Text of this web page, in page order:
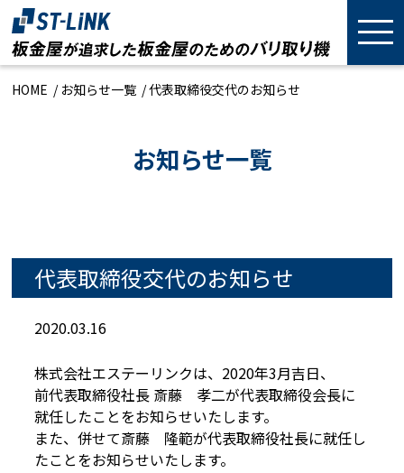
HOME お知らせ一覧 代表取締役交代のお知らせ
お知らせ一覧
代表取締役交代のお知らせ
2020.03.16
株式会社エステーリンクは、2020年3月吉日、
前代表取締役社長 斎藤 孝二が代表取締役会長に
就任したことをお知らせいたします。
また、併せて斎藤 隆範が代表取締役社長に就任し
たことをお知らせいたします。